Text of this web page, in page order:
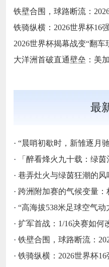
铁壁合围，球路断流：
铁骑纵横：2026世界杯16
2026世界杯揭幕战变“翻
最
· “晨哨初歇时，新雏逐月
·
「醉看烽火九十载：绿茵
· 巷弄灶火与绿茵狂潮的风
· 跨洲附加赛的气候变量：极
· “高海拔538米足球空气动力学特征与飞行轨
· 扩军首战：1/16决赛如何
· 铁壁合围，球路断流：
· 铁骑纵横：2026世界杯16